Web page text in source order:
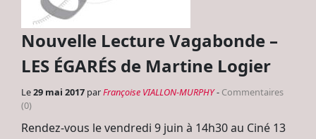
Nouvelle Lecture Vagabonde –
LES ÉGARÉS de Martine Logier
Le29 mai 2017 parFrançoise VIALLON-MURPHY- Commentaires
(0)
Rendez-vous le vendredi 9 juin à 14h30 au Ciné 13